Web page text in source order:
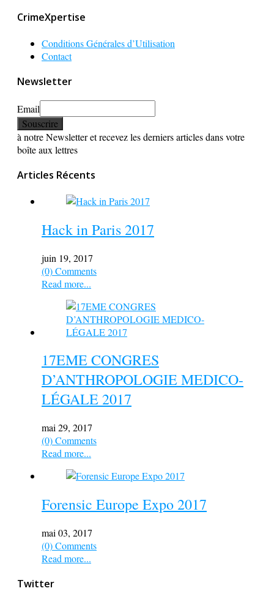
CrimeXpertise
Conditions Générales d’Utilisation
Contact
Newsletter
Email
à notre Newsletter et recevez les derniers articles dans votre
boîte aux lettres
Articles Récents
Hack in Paris 2017
juin 19, 2017
(0) Comments
Read more...
17EME CONGRES
D’ANTHROPOLOGIE MEDICO-
LÉGALE 2017
mai 29, 2017
(0) Comments
Read more...
Forensic Europe Expo 2017
mai 03, 2017
(0) Comments
Read more...
Twitter